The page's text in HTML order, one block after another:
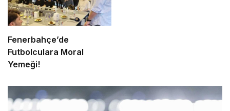
Fenerbahçe’de
Futbolculara Moral
Yemeği!